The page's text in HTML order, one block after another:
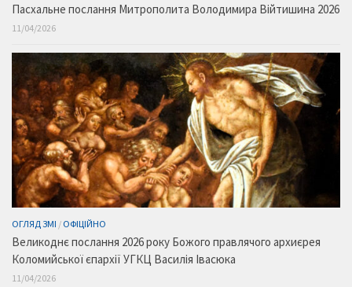
Пасхальне послання Митрополита Володимира Війтишина 2026
11/04/2026
ОГЛЯД ЗМІ / ОФІЦІЙНО
Великоднє послання 2026 року Божого правлячого архиєрея
Коломийської єпархії УГКЦ Василія Івасюка
11/04/2026